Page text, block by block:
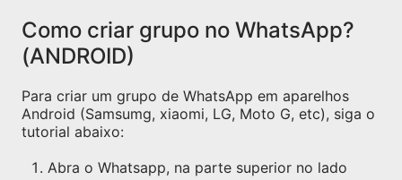
Como criar grupo no WhatsApp?
(ANDROID)
Para criar um grupo de WhatsApp em aparelhos
Android (Samsumg, xiaomi, LG, Moto G, etc), siga o
tutorial abaixo:
Abra o Whatsapp, na parte superior no lado